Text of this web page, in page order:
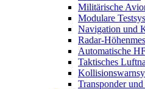
Militärische
Modulare
Navigation und
Radar-
Automatische
Taktisches
Transponder